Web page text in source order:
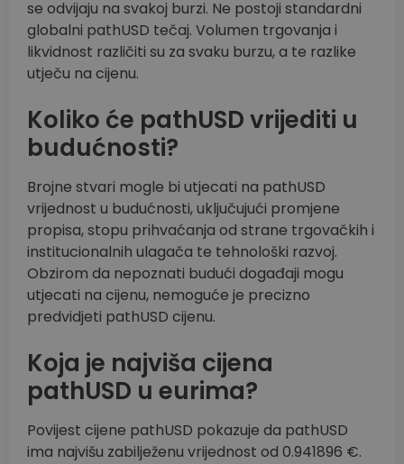
se odvijaju na svakoj burzi. Ne postoji standardni
globalni pathUSD tečaj. Volumen trgovanja i
likvidnost različiti su za svaku burzu, a te razlike
utječu na cijenu.
Koliko će pathUSD vrijediti u
budućnosti?
Brojne stvari mogle bi utjecati na pathUSD
vrijednost u budućnosti, uključujući promjene
propisa, stopu prihvaćanja od strane trgovačkih i
institucionalnih ulagača te tehnološki razvoj.
Obzirom da nepoznati budući događaji mogu
utjecati na cijenu, nemoguće je precizno
predvidjeti pathUSD cijenu.
Koja je najviša cijena
pathUSD u eurima?
Povijest cijene pathUSD pokazuje da pathUSD
ima najvišu zabilježenu vrijednost od 0.941896 €.